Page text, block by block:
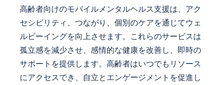
高齢者向けのモバイルメンタルヘルス支援は、アク
セシビリティ、つながり、個別のケアを通じてウェ
ルビーイングを向上させます。これらのサービスは
孤立感を減少させ、感情的な健康を改善し、即時の
サポートを提供します。高齢者はいつでもリソース
にアクセスでき、自立とエンゲージメントを促進し